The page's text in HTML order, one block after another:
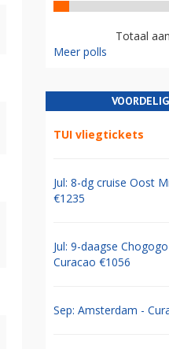
Totaal
Meer polls
TUI vliegtickets
Jul: 8-dg cruise Oost
€1235
Jul: 9-daagse
Curacao €1056
Sep: Amsterdam -